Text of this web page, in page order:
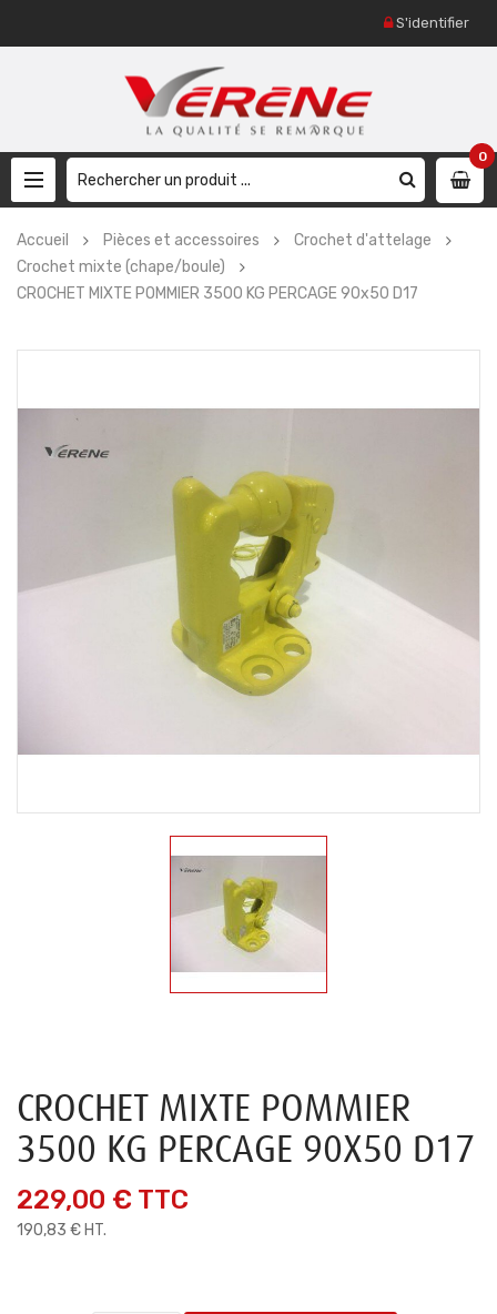
S'identifier
0
Accueil Pièces et accessoires
Crochet d'attelage
Crochet mixte (chape/boule)
CROCHET MIXTE POMMIER 3500 KG PERCAGE 90x50 D17
CROCHET MIXTE POMMIER
3500 KG PERCAGE 90X50 D17
229,00 € TTC
190,83 € HT.